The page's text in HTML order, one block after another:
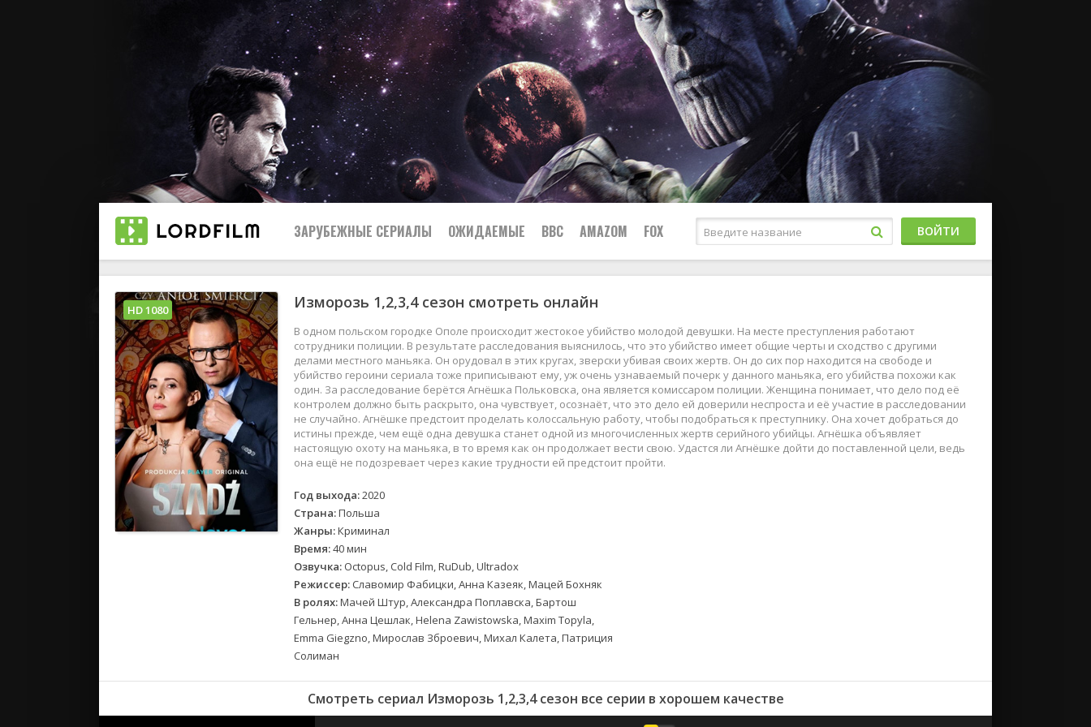
ЗАРУБЕЖНЫЕ СЕРИАЛЫ
Все
2019
2018
2017
Великобритания
Испания
Германия
Корея Южная
Канада
Индия
Франция
Боевики
Приключения
Детективы
Драмы
Исторические
Криминальные
Мелодрамы
Военные
Семейные
Спортивные
Вестерны
Фэнтези
Netflix
HBO
ОЖИДАЕМЫЕ BBC AMAZOM FOX ВОЙТИ
Изморозь 1,2,3,4 сезон смотреть онлайн
В одном польском городке Ополе происходит жестокое убийство молодой девушки. На месте преступления работают
сотрудники полиции. В результате расследования выяснилось, что это убийство имеет общие черты и сходство с другими
делами местного маньяка. Он орудовал в этих кругах, зверски убивая своих жертв. Он до сих пор находится на свободе и
убийство героини сериала тоже приписывают ему, уж очень узнаваемый почерк у данного маньяка, его убийства похожи как
один. За расследование берётся Агнёшка Польковска, она является комиссаром полиции. Женщина понимает, что дело под её
контролем должно быть раскрыто, она чувствует, осознаёт, что это дело ей доверили неспроста и её участие в расследовании
не случайно. Агнёшке предстоит проделать колоссальную работу, чтобы подобраться к преступнику. Она хочет добраться до
истины прежде, чем ещё одна девушка станет одной из многочисленных жертв серийного убийцы. Агнёшка объявляет
настоящую охоту на маньяка, в то время как он продолжает вести свою. Удастся ли Агнёшке дойти до поставленной цели, ведь
она ещё не подозревает через какие трудности ей предстоит пройти.
Год выхода:2020
Страна:Польша
Жанры:Криминал
Время:40 мин
Озвучка: Octopus, Cold Film, RuDub, Ultradox
Режиссер: Славомир Фабицки, Анна Казеяк, Мацей Бохняк
В ролях:Мачей Штур, Александра Поплавска, Бартош
Гельнер, Анна Цешлак, Helena Zawistowska, Maxim Topyla,
Emma Giegzno, Мирослав Зброевич, Михал Калета, Патриция
Солиман
HD 1080
Смотреть сериал Изморозь 1,2,3,4 сезон все серии в хорошем качестве